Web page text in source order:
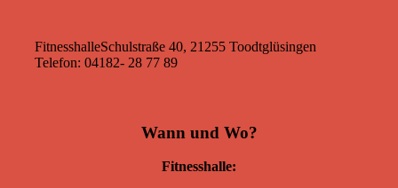
FitnesshalleSchulstraße 40, 21255 Toodtglüsingen
Telefon: 04182- 28 77 89
Wann und Wo?
Fitnesshalle: